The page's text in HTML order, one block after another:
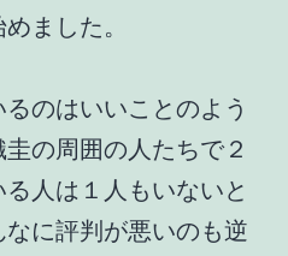
ました。
のはいいことのよう
の周囲の人たちで２
人は１人もいないと
に評判が悪いのも逆